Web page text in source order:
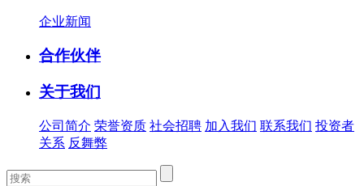
企业新闻
合作伙伴
关于我们
公司简介 荣誉资质 社会招聘 加入我们 联系我们 投资者
关系 反舞弊